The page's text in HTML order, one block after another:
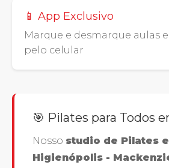
📱 App Exclusivo
Marque e desmarque aulas
pelo celular
🎯 Pilates para Todos
Nosso studio de Pilates
Higienópolis -